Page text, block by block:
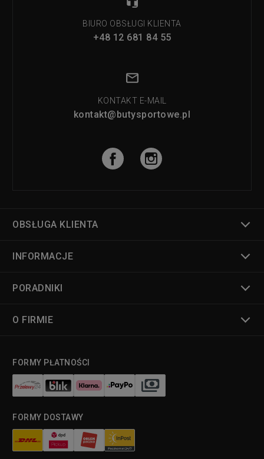
BIURO OBSŁUGI KLIENTA
+48 12 681 84 55
KONTAKT E-MAIL
kontakt@butysportowe.pl
OBSŁUGA KLIENTA
INFORMACJE
PORADNIKI
O FIRMIE
FORMY PŁATNOŚCI
FORMY DOSTAWY